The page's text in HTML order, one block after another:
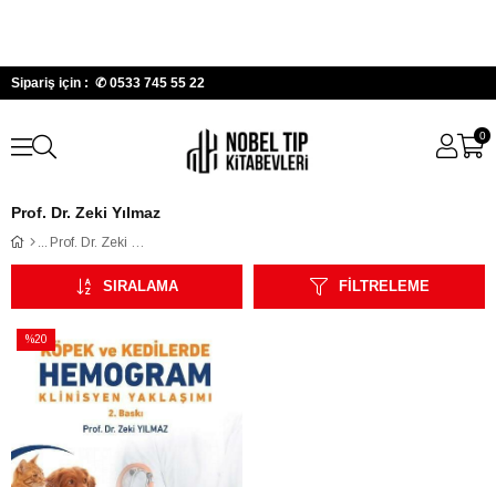
Sipariş için : ✆ 0533 745 55 22
0
Prof. Dr. Zeki Yılmaz
Prof. Dr. Zeki Yılmaz
FILTRELEME
SIRALAMA
%20
İndirim
%20İndirim